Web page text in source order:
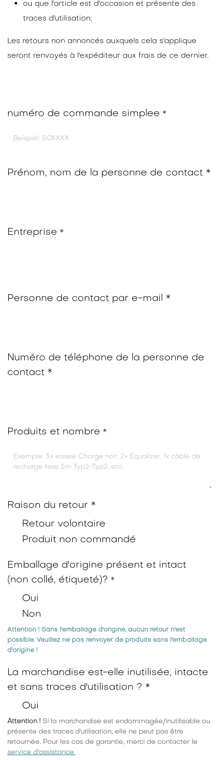
ou que l'article est d'occasion et présente des
traces d'utilisation;
Les retours non annoncés auxquels cela s'applique
seront renvoyés à l'expéditeur aux frais de ce dernier.
numéro de commande simplee *
Prénom, nom de la personne de contact *
Entreprise *
Personne de contact par e-mail *
Numéro de téléphone de la personne de
contact *
Produits et nombre *
Raison du retour *
Retour volontaire
Produit non commandé
Emballage d'origine présent et intact
(non collé, étiqueté)? *
Oui
Non
Attention ! Sans l'emballage d'origine, aucun retour n'est
possible. Veuillez ne pas renvoyer de produits sans l'emballage
d'origine !​
La marchandise est-elle inutilisée, intacte
et sans traces d'utilisation ? *
Oui
Attention ! Si la marchandise est endommagée/inutilisable ou
présente des traces d'utilisation, elle ne peut pas être
retournée. Pour les cas de garantie, merci de contacter le
service d'assistance.